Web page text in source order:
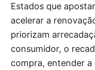
Estados que
acelerar a
priorizam
consumidor, o
compra, entender a